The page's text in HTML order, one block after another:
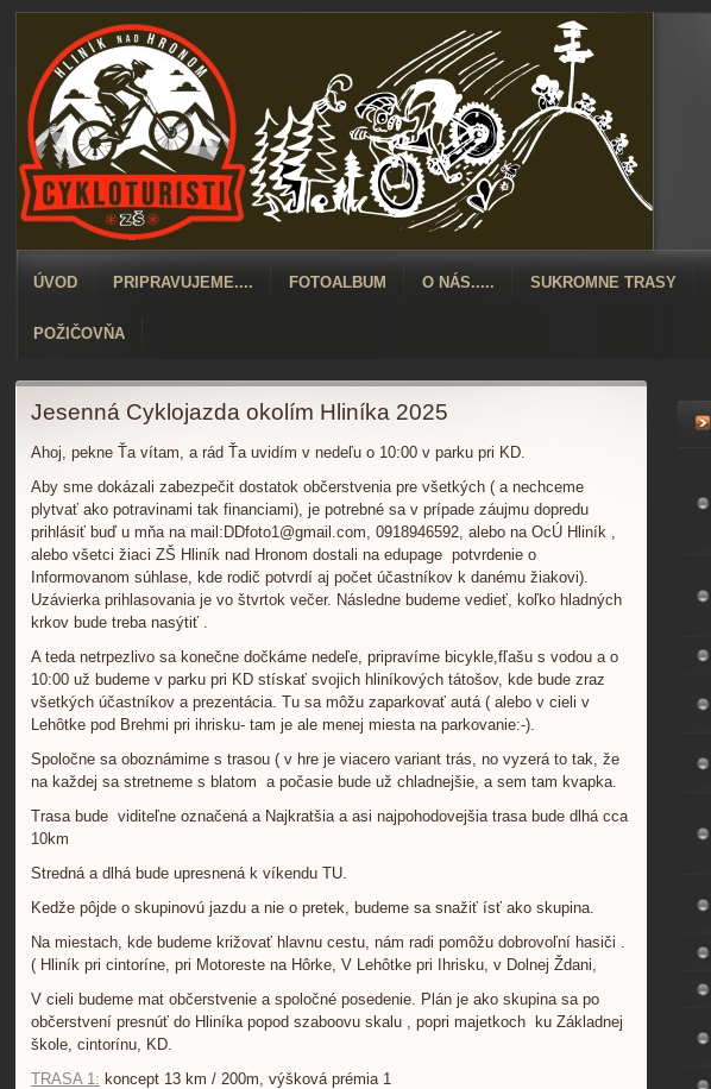
ÚVOD PRIPRAVUJEME.... FOTOALBUM O NÁS..... SUKROMNE TRASY
POŽIČOVŇA
Jesenná Cyklojazda okolím Hliníka 2025
Ahoj, pekne Ťa vítam, a rád Ťa uvidím v nedeľu o 10:00 v parku pri KD.
Aby sme dokázali zabezpečit dostatok občerstvenia pre všetkých ( a nechceme
plytvať ako potravinami tak financiami), je potrebné sa v prípade záujmu dopredu
prihlásiť buď u mňa na mail:DDfoto1@gmail.com, 0918946592, alebo na OcÚ Hliník ,
alebo všetci žiaci ZŠ Hliník nad Hronom dostali na edupage potvrdenie o
Informovanom súhlase, kde rodič potvrdí aj počet účastníkov k danému žiakovi).
Uzávierka prihlasovania je vo štvrtok večer. Následne budeme vedieť, koľko hladných
krkov bude treba nasýtiť .
A teda netrpezlivo sa konečne dočkáme nedeľe, pripravíme bicykle,fľašu s vodou a o
10:00 už budeme v parku pri KD stískať svojich hliníkových tátošov, kde bude zraz
všetkých účastníkov a prezentácia. Tu sa môžu zaparkovať autá ( alebo v cieli v
Lehôtke pod Brehmi pri ihrisku- tam je ale menej miesta na parkovanie:-).
Spoločne sa oboznámime s trasou ( v hre je viacero variant trás, no vyzerá to tak, že
na každej sa stretneme s blatom a počasie bude už chladnejšie, a sem tam kvapka.
Trasa bude viditeľne označená a Najkratšia a asi najpohodovejšia trasa bude dlhá cca
10km
Stredná a dlhá bude upresnená k víkendu TU.
Kedže pôjde o skupinovú jazdu a nie o pretek, budeme sa snažiť ísť ako skupina.
Na miestach, kde budeme križovať hlavnu cestu, nám radi pomôžu dobrovoľní hasiči .
( Hliník pri cintoríne, pri Motoreste na Hôrke, V Lehôtke pri Ihrisku, v Dolnej Ždani,
V cieli budeme mat občerstvenie a spoločné posedenie. Plán je ako skupina sa po
občerstvení presnúť do Hliníka popod szaboovu skalu , popri majetkoch ku Základnej
škole, cintorínu, KD.
TRASA 1: koncept 13 km / 200m, výšková prémia 1